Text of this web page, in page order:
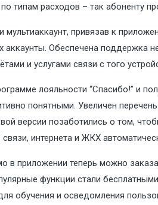
типам расходов – так абоненту
мультиаккаунт, привязав к
Обеспечена поддержка
и услугами связи с того
лояльности “Спасибо!” и
понятными. Увеличен
версии позаботились о том,
интернета и ЖКХ
в приложении теперь можно
функции стали
обучения и осведомления